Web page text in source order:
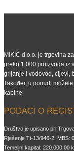
MIKIĆ d.o.o. je trgovina
preko 1.000 proizvoda iz
grijanje i vodovod, cijevi,
Također, u ponudi
kabine.
PODACI O
Društvo je upisano pri
Rješenje Tt-13/946-2, MBS:
Temeljni kapital: 220.000,00